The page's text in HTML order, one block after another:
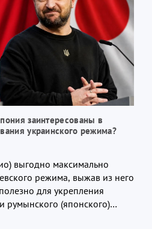
заинтересованы в
украинского режима?
выгодно максимально
режима, выжав из него
для укрепления
румынского (японского)